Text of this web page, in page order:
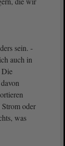
sein. -
auch in
Die
oder
was